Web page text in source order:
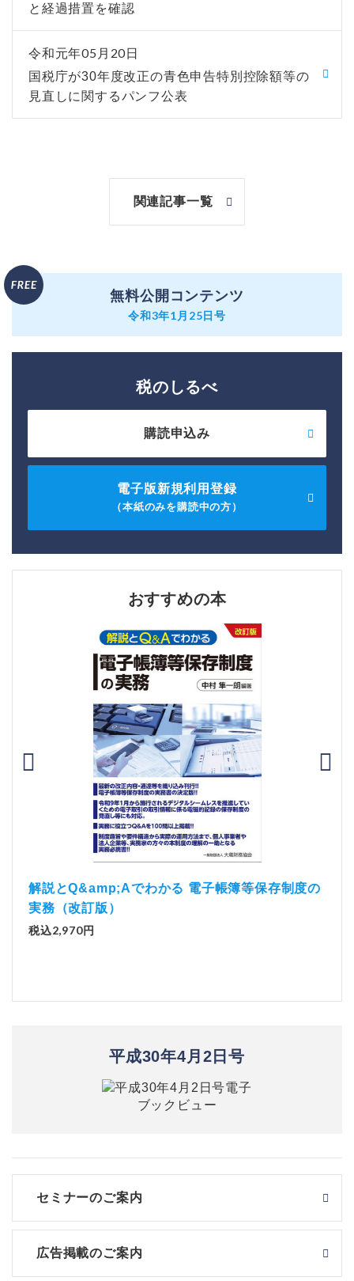
と経過措置を確認
令和元年05月20日
国税庁が30年度改正の青色申告特別控除額等の
見直しに関するパンフ公表
関連記事一覧
無料公開コンテンツ
令和3年1月25日号
税のしるべ
購読申込み
電子版新規利用登録
（本紙のみを購読中の方）
おすすめの本
解説とQ&amp;Aでわかる 電子帳簿等保存制度の
実務（改訂版）
税込2,970円
平成30年4月2日号
セミナーのご案内
広告掲載のご案内